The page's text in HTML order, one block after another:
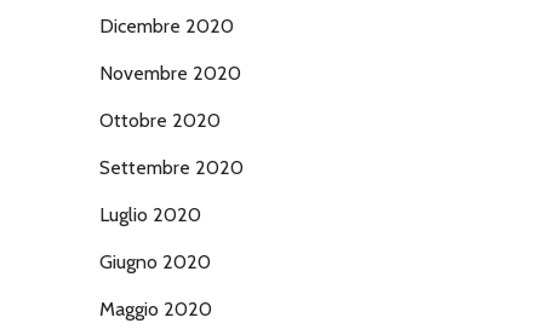
Dicembre 2020
Novembre 2020
Ottobre 2020
Settembre 2020
Luglio 2020
Giugno 2020
Maggio 2020